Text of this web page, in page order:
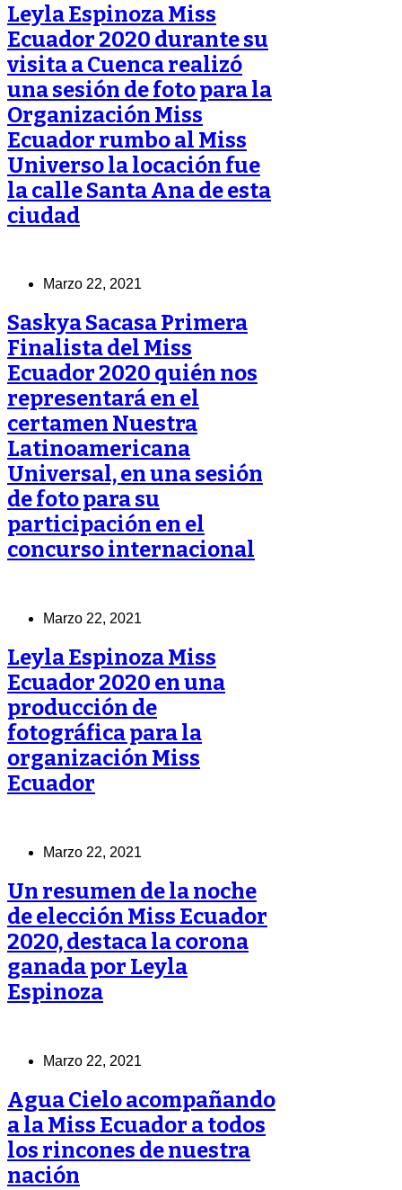
Leyla Espinoza Miss
Ecuador 2020 durante su
visita a Cuenca realizó
una sesión de foto para la
Organización Miss
Ecuador rumbo al Miss
Universo la locación fue
la calle Santa Ana de esta
ciudad
Marzo 22, 2021
Saskya Sacasa Primera
Finalista del Miss
Ecuador 2020 quién nos
representará en el
certamen Nuestra
Latinoamericana
Universal, en una sesión
de foto para su
participación en el
concurso internacional
Marzo 22, 2021
Leyla Espinoza Miss
Ecuador 2020 en una
producción de
fotográfica para la
organización Miss
Ecuador
Marzo 22, 2021
Un resumen de la noche
de elección Miss Ecuador
2020, destaca la corona
ganada por Leyla
Espinoza
Marzo 22, 2021
Agua Cielo acompañando
a la Miss Ecuador a todos
los rincones de nuestra
nación